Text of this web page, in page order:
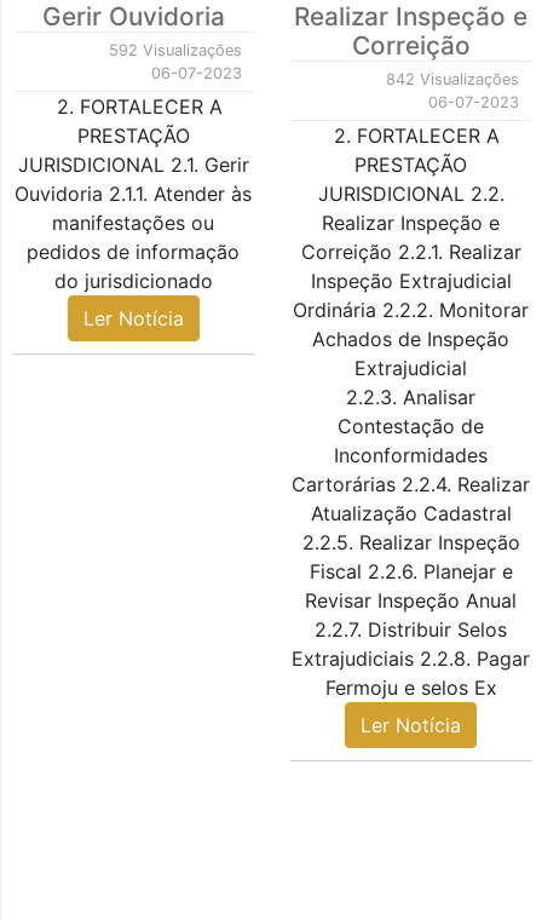
Gerir Ouvidoria
592 Visualizações
06-07-2023
2. FORTALECER A
PRESTAÇÃO
JURISDICIONAL 2.1. Gerir
Ouvidoria 2.1.1. Atender às
manifestações ou
pedidos de informação
do jurisdicionado
Ler Notícia
Realizar Inspeção e
Correição
842 Visualizações
06-07-2023
2. FORTALECER A
PRESTAÇÃO
JURISDICIONAL 2.2.
Realizar Inspeção e
Correição 2.2.1. Realizar
Inspeção Extrajudicial
Ordinária 2.2.2. Monitorar
Achados de Inspeção
Extrajudicial
2.2.3. Analisar
Contestação de
Inconformidades
Cartorárias 2.2.4. Realizar
Atualização Cadastral
2.2.5. Realizar Inspeção
Fiscal 2.2.6. Planejar e
Revisar Inspeção Anual
2.2.7. Distribuir Selos
Extrajudiciais 2.2.8. Pagar
Fermoju e selos Ex
Ler Notícia